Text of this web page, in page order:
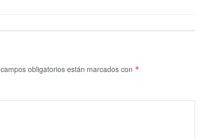
obligatorios están marcados con *